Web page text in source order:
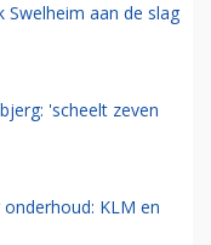
Swelheim aan de slag
'scheelt zeven
KLM en